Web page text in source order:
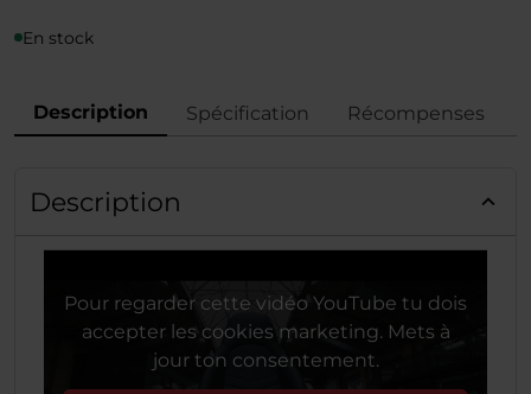
En stock
Description Spécification Récompenses
Description
Pour regarder cette vidéo YouTube tu dois
accepter les cookies marketing. Mets à
jour ton consentement.